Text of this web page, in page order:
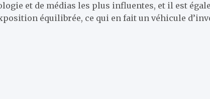
et de médias les plus influentes, et il est
équilibrée, ce qui en fait un véhicule